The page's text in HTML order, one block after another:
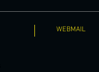
WEBMAIL